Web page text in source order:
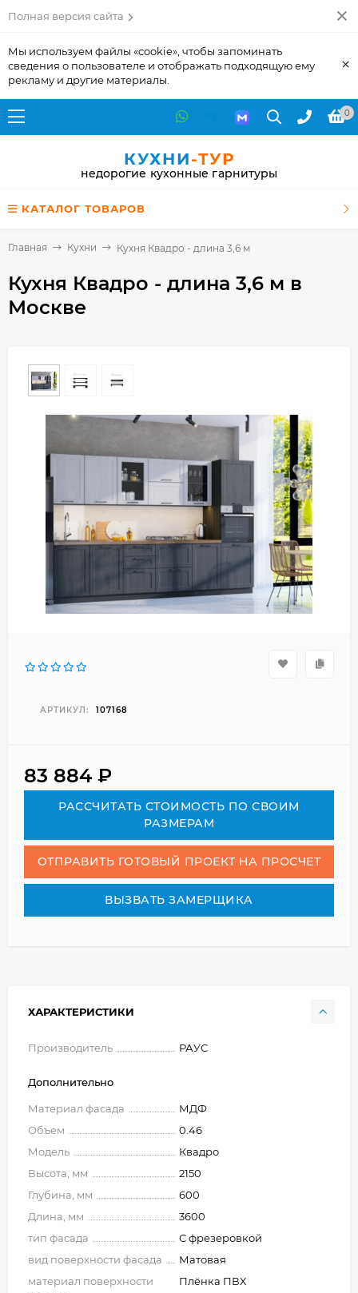
Полная версия сайта
Мы используем файлы «cookie», чтобы запоминать
сведения о пользователе и отображать подходящую ему
рекламу и другие материалы.
×
0
КУХНИ-ТУР
недорогие кухонные гарнитуры
КАТАЛОГ ТОВАРОВ
Главная Кухни Кухня Квадро - длина 3,6 м
Кухня Квадро - длина 3,6 м в
Москве
АРТИКУЛ: 107168
83 884 ₽
РАСCЧИТАТЬ СТОИМОСТЬ ПО СВОИМ
РАЗМЕРАМ
ОТПРАВИТЬ ГОТОВЫЙ ПРОЕКТ НА ПРОСЧЕТ
ВЫЗВАТЬ ЗАМЕРЩИКА
ХАРАКТЕРИСТИКИ
Производитель РАУС
Дополнительно
Материал фасада
МДФ
Объем
0.46
Модель
Квадро
Высота, мм
2150
Глубина, мм
600
Длина, мм
3600
тип фасада
С фрезеровкой
вид поверхности фасада
Матовая
материал поверхности
Плёнка ПВХ